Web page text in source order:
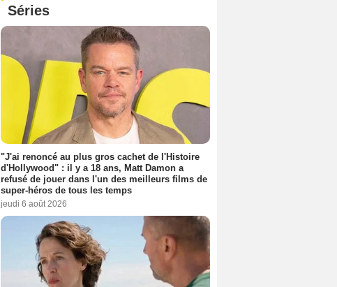
Séries
"J'ai renoncé au plus gros cachet de l'Histoire
d'Hollywood" : il y a 18 ans, Matt Damon a
refusé de jouer dans l'un des meilleurs films de
super-héros de tous les temps
jeudi 6 août 2026